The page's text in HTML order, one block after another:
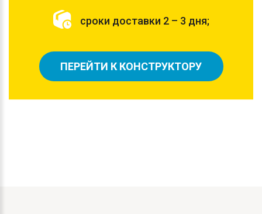
сроки доставки 2 – 3 дня;
ПЕРЕЙТИ К КОНСТРУКТОРУ